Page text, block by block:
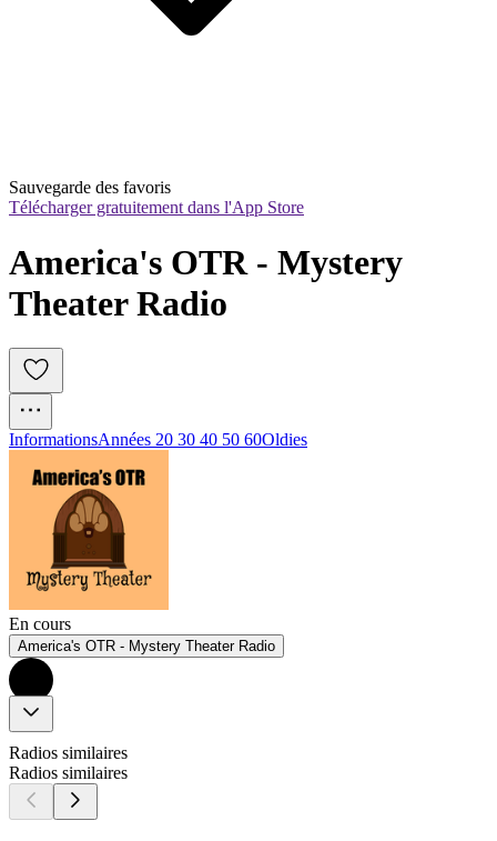
Sauvegarde des favoris
Télécharger gratuitement dans l'App Store
America's OTR - Mystery
Theater Radio
InformationsAnnées 20 30 40 50 60Oldies
En cours
America's OTR - Mystery Theater Radio
Radios similaires
Radios similaires